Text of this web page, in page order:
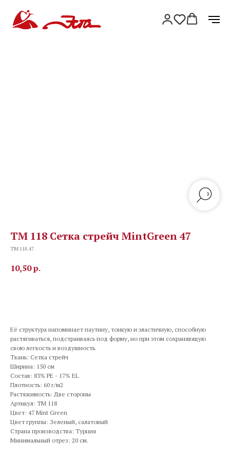
TM 118 Сетка стрейч MintGreen 47
TM 118.47
10,50р.
Её структура напоминает паутину, тонкую и эластичную, способную
растягиваться, подстраиваясь под форму, но при этом сохраняющую
свою легкость и воздушность.
Ткань: Сетка стрейч
Ширина: 150 см
Состав: 83% PE - 17% EL
Плотность: 60 г/м2
Растяжимость: Две стороны
Артикул: TM 118
Цвет: 47 Mint Green
Цвет группы: Зеленый, салатовый
Страна производства: Турция
Минимальный отрез: 20 см.